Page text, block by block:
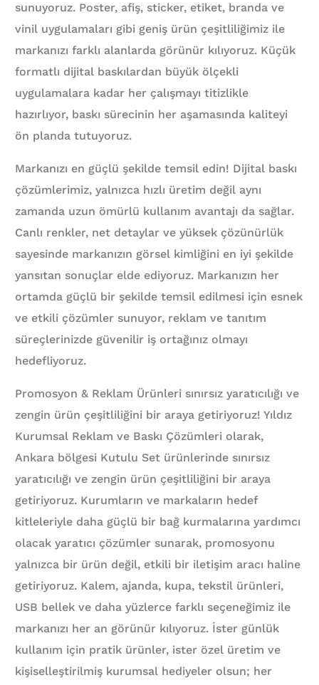
sunuyoruz. Poster, afiş, sticker, etiket, branda ve
vinil uygulamaları gibi geniş ürün çeşitliliğimiz ile
markanızı farklı alanlarda görünür kılıyoruz. Küçük
formatlı dijital baskılardan büyük ölçekli
uygulamalara kadar her çalışmayı titizlikle
hazırlıyor, baskı sürecinin her aşamasında kaliteyi
ön planda tutuyoruz.
Markanızı en güçlü şekilde temsil edin! Dijital baskı
çözümlerimiz, yalnızca hızlı üretim değil aynı
zamanda uzun ömürlü kullanım avantajı da sağlar.
Canlı renkler, net detaylar ve yüksek çözünürlük
sayesinde markanızın görsel kimliğini en iyi şekilde
yansıtan sonuçlar elde ediyoruz. Markanızın her
ortamda güçlü bir şekilde temsil edilmesi için esnek
ve etkili çözümler sunuyor, reklam ve tanıtım
süreçlerinizde güvenilir iş ortağınız olmayı
hedefliyoruz.
Promosyon & Reklam Ürünleri sınırsız yaratıcılığı ve
zengin ürün çeşitliliğini bir araya getiriyoruz! Yıldız
Kurumsal Reklam ve Baskı Çözümleri olarak,
Ankara bölgesi Kutulu Set ürünlerinde sınırsız
yaratıcılığı ve zengin ürün çeşitliliğini bir araya
getiriyoruz. Kurumların ve markaların hedef
kitleleriyle daha güçlü bir bağ kurmalarına yardımcı
olacak yaratıcı çözümler sunarak, promosyonu
yalnızca bir ürün değil, etkili bir iletişim aracı haline
getiriyoruz. Kalem, ajanda, kupa, tekstil ürünleri,
USB bellek ve daha yüzlerce farklı seçeneğimiz ile
markanızı her an görünür kılıyoruz. İster günlük
kullanım için pratik ürünler, ister özel üretim ve
kişiselleştirilmiş kurumsal hediyeler olsun; her